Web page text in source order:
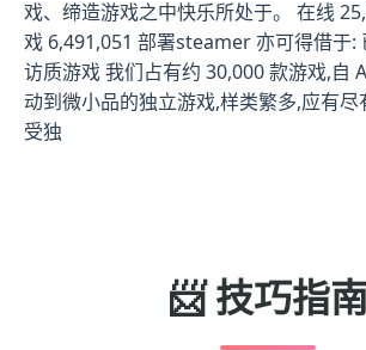
戏、缔造游戏之中快乐所处于。 在线
戏 6,491,051 部署steamer 亦可得借于:
访质游戏 我们占有约 30,000 款游戏,自
动到微小品的独立游戏,样类繁多,应有
受独
📨 技巧指